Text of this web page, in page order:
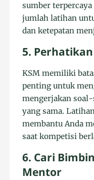
sumber
jumlah latihan
dan ketepatan
5.
KSM memiliki
penting untuk
mengerjakan
yang sama.
membantu Anda
saat kompetisi
6. Cari
Mentor